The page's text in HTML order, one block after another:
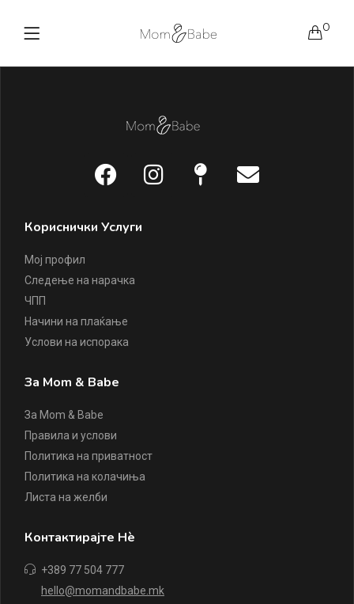
0
Кориснички Услуги
Мој профил
Следење на нарачка
ЧПП
Начини на плаќање
Услови на испорака
За Mom & Babe
За Mom & Babe
Правила и услови
Политика на приватност
Политика на колачиња
Листа на желби
Контактирајте Нè
+389 77 504 777
hello@momandbabe.mk